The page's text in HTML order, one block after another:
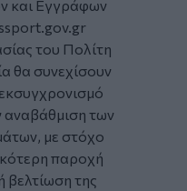
και Εγγράφων
του Πολίτη
θα συνεχίσουν
αναβάθμιση των
με στόχο
παροχή
βελτίωση της